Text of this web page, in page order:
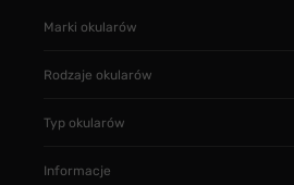
Marki okularów
Rodzaje okularów
Typ okularów
Informacje